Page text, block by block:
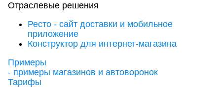
Отраслевые решения
Ресто - сайт доставки и мобильное
приложение
Конструктор для интернет-магазина
Примеры
- примеры магазинов и автоворонок
Тарифы